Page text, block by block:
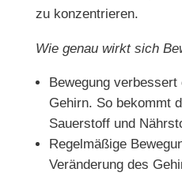
zu konzentrieren.
Wie genau wirkt sich
Bewegung
Gehirn. So bekommt
Sauerstoff und
Regelmäßige
Veränderung des